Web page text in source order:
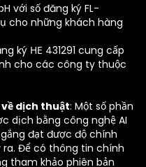
với số đăng ký FL-
cho những khách hàng
ký ΗΕ 431291 cung cấp
cho các công ty thuộc
dịch thuật: Một số phần
dịch bằng công nghệ AI
đạt được độ chính
ra. Để có thông tin chính
tham khảo phiên bản